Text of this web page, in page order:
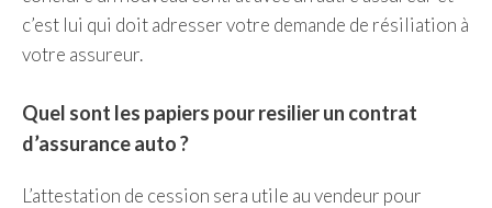
c’est lui qui doit adresser votre demande de résiliation à
votre assureur.
Quel sont les papiers pour resilier un contrat
d’assurance auto ?
L’attestation de cession sera utile au vendeur pour